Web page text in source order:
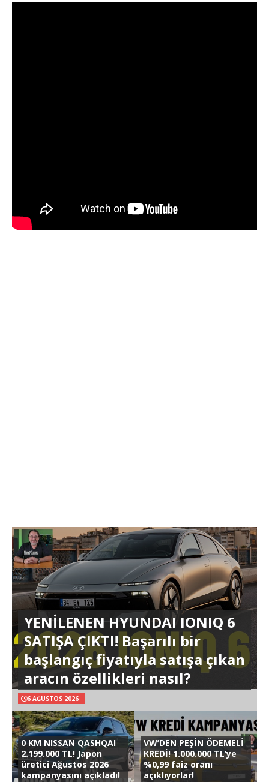
YENİLENEN HYUNDAI IONIQ 6
SATIŞA ÇIKTI! Başarılı bir
başlangıç fiyatıyla satışa çıkan
aracın özellikleri nasıl?
6 AĞUSTOS 2026
0 KM NISSAN QASHQAI
2.199.000 TL! Japon
üretici Ağustos 2026
kampanyasını açıkladı!
VW’DEN PEŞİN ÖDEMELİ
KREDİ! 1.000.000 TL’ye
%0,99 faiz oranı
açıklıyorlar!